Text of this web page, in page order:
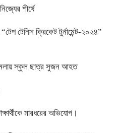
শীর্ষে
টেনিস ক্রিকেট টুর্নামেন্ট-২০২৪”
স্কুল ছাত্র সুজন আহত
মারধরের অভিযোগ।